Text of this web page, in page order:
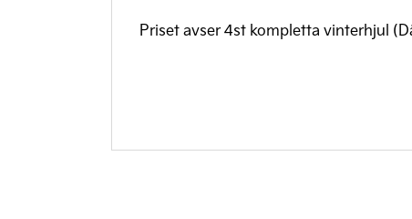
Priset avser 4st kompletta vinterhjul